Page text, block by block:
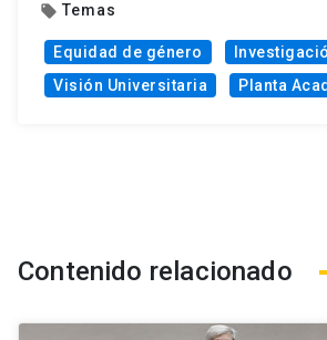
local_offer Temas
Equidad de género
Visión Universitaria
Planta
Contenido relacionado